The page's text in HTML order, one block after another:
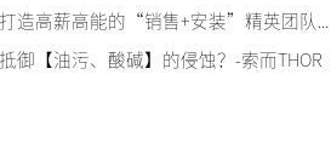
上一篇：从零到专家！索而（THOR）如何用【人才培养体系】，打造高薪高能的“销售+安装”精英团队？-索而THOR
御【油污、酸碱】的侵蚀？-索而THOR